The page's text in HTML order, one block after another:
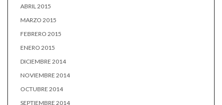
ABRIL 2015
MARZO 2015
FEBRERO 2015
ENERO 2015
DICIEMBRE 2014
NOVIEMBRE 2014
OCTUBRE 2014
SEPTIEMBRE 2014